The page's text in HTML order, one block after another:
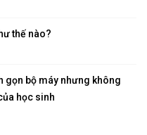
thế nào?
gọn bộ máy nhưng không
học sinh